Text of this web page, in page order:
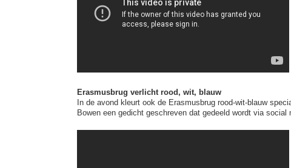
Erasmusbrug verlicht rood, wit, blauw
In de avond kleurt ook de Erasmusbrug rood-wit-blauw
Bowen een gedicht geschreven dat gedeeld wordt via social